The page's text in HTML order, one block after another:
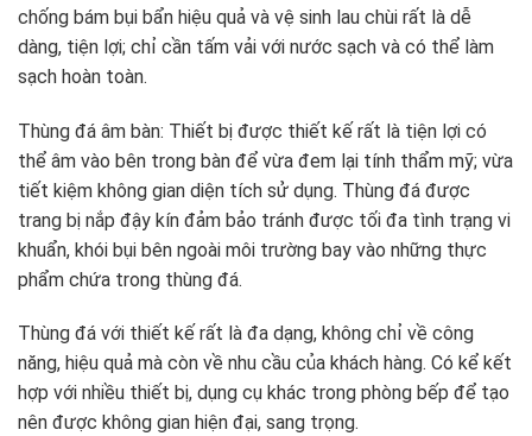
chống bám bụi bẩn hiệu quả và vệ sinh lau chùi rất là dễ
dàng, tiện lợi; chỉ cần tấm vải với nước sạch và có thể làm
sạch hoàn toàn.
Thùng đá âm bàn: Thiết bị được thiết kế rất là tiện lợi có
thể âm vào bên trong bàn để vừa đem lại tính thẩm mỹ; vừa
tiết kiệm không gian diện tích sử dụng. Thùng đá được
trang bị nắp đậy kín đảm bảo tránh được tối đa tình trạng vi
khuẩn, khói bụi bên ngoài môi trường bay vào những thực
phẩm chứa trong thùng đá.
Thùng đá với thiết kế rất là đa dạng, không chỉ về công
năng, hiệu quả mà còn về nhu cầu của khách hàng. Có kể kết
hợp với nhiều thiết bị, dụng cụ khác trong phòng bếp để tạo
nên được không gian hiện đại, sang trọng.